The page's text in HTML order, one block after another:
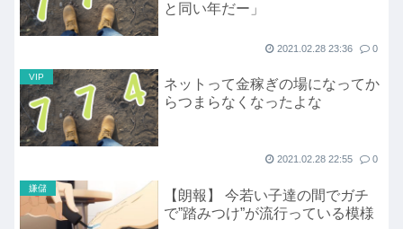
と同い年だー」
2021.02.28 23:36 0
VIP
ネットって金稼ぎの場になってか
らつまらなくなったよな
2021.02.28 22:55 0
嫌儲
【朗報】 今若い子達の間でガチ
で”踏みつけ”が流行っている模様